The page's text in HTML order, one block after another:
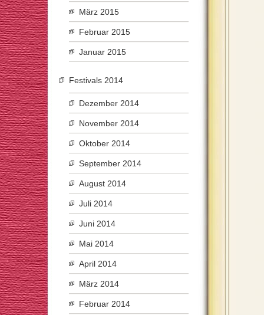
März 2015
Februar 2015
Januar 2015
Festivals 2014
Dezember 2014
November 2014
Oktober 2014
September 2014
August 2014
Juli 2014
Juni 2014
Mai 2014
April 2014
März 2014
Februar 2014